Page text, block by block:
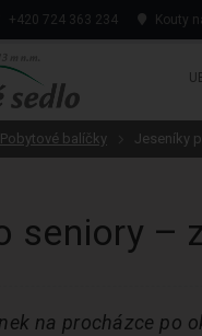
+420 724 363 234 Kouty
Pobytové balíčky Jeseníky
seniory –
na procházce po